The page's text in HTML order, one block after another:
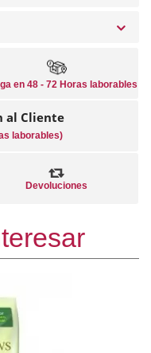
en 48 - 72 Horas laborables
al Cliente
laborables)
Devoluciones